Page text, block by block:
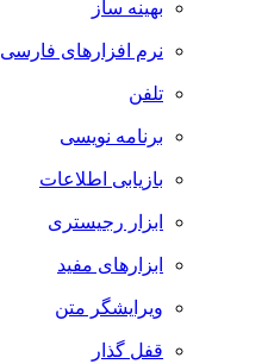
بهینه ساز
نرم افزارهای فارسی
تلفن
برنامه نویسی
بازیابی اطلاعات
ابزار رجیستری
ابزارهای مفید
ویرایشگر متن
قفل گذار